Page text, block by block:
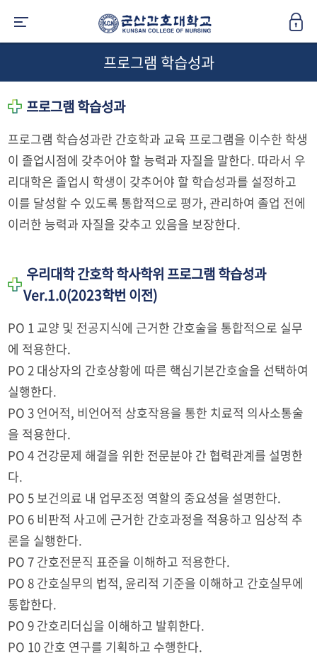
프로그램 학습성과
프로그램 학습성과
프로그램 학습성과란 간호학과 교육 프로그램을 이수한 학생
이 졸업시점에 갖추어야 할 능력과 자질을 말한다. 따라서 우
리대학은 졸업시 학생이 갖추어야 할 학습성과를 설정하고
이를 달성할 수 있도록 통합적으로 평가, 관리하여 졸업 전에
이러한 능력과 자질을 갖추고 있음을 보장한다.
우리대학 간호학 학사학위 프로그램 학습성과
Ver.1.0(2023학번 이전)
PO 1 교양 및 전공지식에 근거한 간호술을 통합적으로 실무
에 적용한다.
PO 2 대상자의 간호상황에 따른 핵심기본간호술을 선택하여
실행한다.
PO 3 언어적, 비언어적 상호작용을 통한 치료적 의사소통술
을 적용한다.
PO 4 건강문제 해결을 위한 전문분야 간 협력관계를 설명한
다.
PO 5 보건의료 내 업무조정 역할의 중요성을 설명한다.
PO 6 비판적 사고에 근거한 간호과정을 적용하고 임상적 추
론을 실행한다.
PO 7 간호전문직 표준을 이해하고 적용한다.
PO 8 간호실무의 법적, 윤리적 기준을 이해하고 간호실무에
통합한다.
PO 9 간호리더십을 이해하고 발휘한다.
PO 10 간호 연구를 기획하고 수행한다.